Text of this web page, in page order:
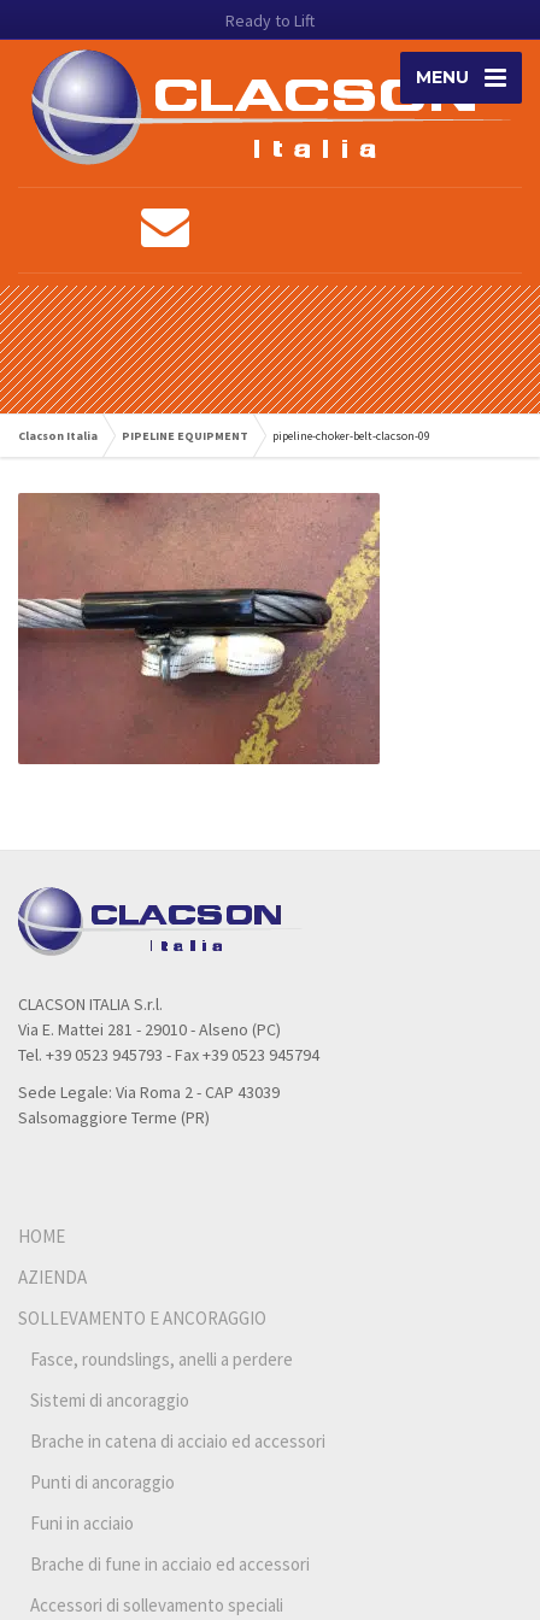
Ready to Lift
MENU
Clacson Italia PIPELINE EQUIPMENT pipeline-choker-belt-clacson-09
CLACSON ITALIA S.r.l.
Via E. Mattei 281 - 29010 - Alseno (PC)
Tel. +39 0523 945793 - Fax +39 0523 945794
Sede Legale: Via Roma 2 - CAP 43039
Salsomaggiore Terme (PR)
HOME
AZIENDA
SOLLEVAMENTO E ANCORAGGIO
Fasce, roundslings, anelli a perdere
Sistemi di ancoraggio
Brache in catena di acciaio ed accessori
Punti di ancoraggio
Funi in acciaio
Brache di fune in acciaio ed accessori
Accessori di sollevamento speciali